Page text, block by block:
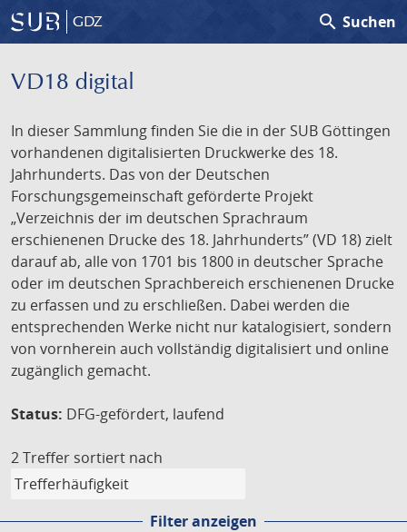
GDZ search Suchen
VD18 digital
In dieser Sammlung finden Sie die in der SUB Göttingen
vorhandenen digitalisierten Druckwerke des 18.
Jahrhunderts. Das von der Deutschen
Forschungsgemeinschaft geförderte Projekt
„Verzeichnis der im deutschen Sprachraum
erschienenen Drucke des 18. Jahrhunderts” (VD 18) zielt
darauf ab, alle von 1701 bis 1800 in deutscher Sprache
oder im deutschen Sprachbereich erschienenen Drucke
zu erfassen und zu erschließen. Dabei werden die
entsprechenden Werke nicht nur katalogisiert, sondern
von vornherein auch vollständig digitalisiert und online
zugänglich gemacht.
Status: DFG-gefördert, laufend
2 Treffer sortiert nach
Filter anzeigen